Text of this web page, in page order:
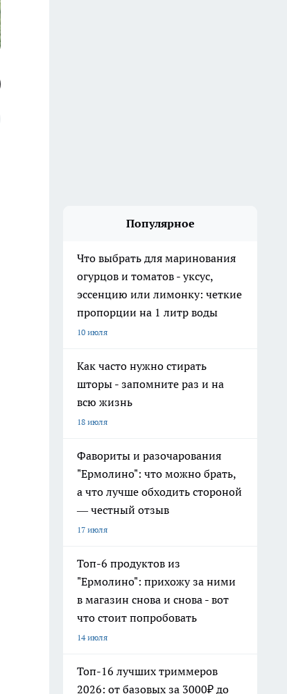
Популярное
Что выбрать для маринования
огурцов и томатов - уксус,
эссенцию или лимонку: четкие
пропорции на 1 литр воды
10 июля
Как часто нужно стирать
шторы - запомните раз и на
всю жизнь
18 июля
Фавориты и разочарования
"Ермолино": что можно брать,
а что лучше обходить стороной
— честный отзыв
17 июля
Топ-6 продуктов из
"Ермолино": прихожу за ними
в магазин снова и снова - вот
что стоит попробовать
14 июля
Топ-16 лучших триммеров
2026: от базовых за 3000₽ до